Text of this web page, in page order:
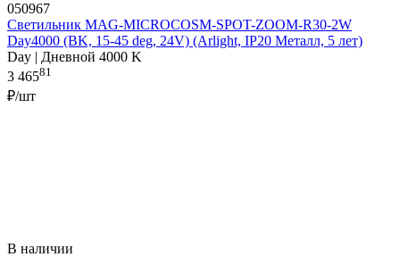
050967
Светильник MAG-MICROCOSM-SPOT-ZOOM-R30-2W
Day4000 (BK, 15-45 deg, 24V) (Arlight, IP20 Металл, 5 лет)
Day | Дневной 4000 K
3 46581
₽/шт
В наличии